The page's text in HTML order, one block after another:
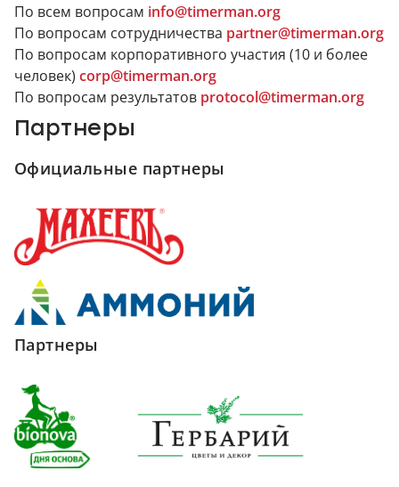
По всем вопросам info@timerman.org
По вопросам сотрудничества partner@timerman.org
По вопросам корпоративного участия (10 и более
человек) corp@timerman.org
По вопросам результатов protocol@timerman.org
Партнеры
Официальные партнеры
Партнеры